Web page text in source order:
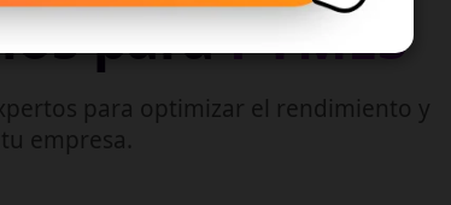
paraPYMES
para optimizar el rendimiento y
empresa.